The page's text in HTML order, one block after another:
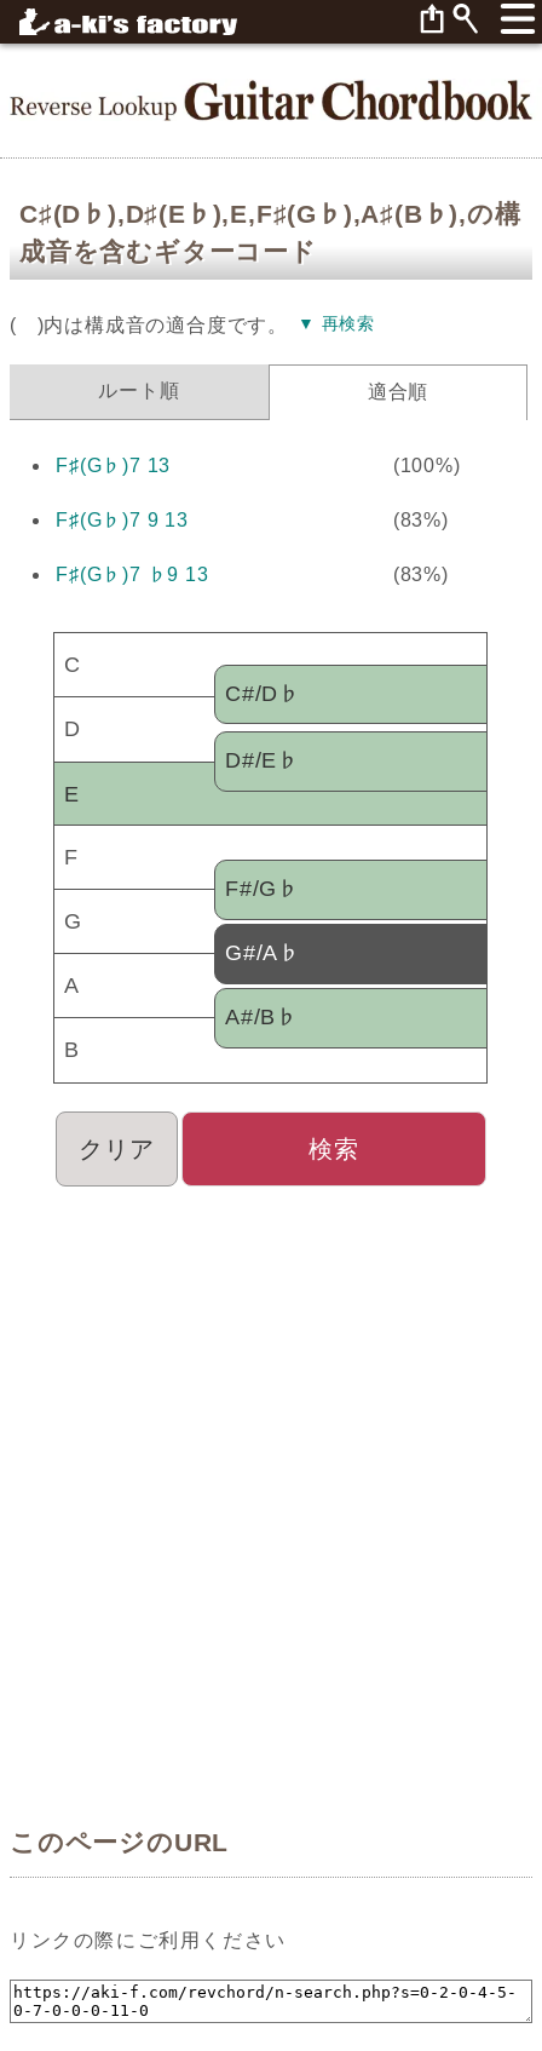
C♯(D♭),D♯(E♭),E,F♯(G♭),A♯(B♭),の構
成音を含むギターコード
( )内は構成音の適合度です。 ▼ 再検索
ルート順 適合順
F♯(G♭)7 13 (100%)
F♯(G♭)7 9 13 (83%)
F♯(G♭)7 ♭9 13 (83%)
C
C#/D♭
D
D#/E♭
E
F
F#/G♭
G
G#/A♭
A
A#/B♭
B
クリア 検索
このページのURL
リンクの際にご利用ください